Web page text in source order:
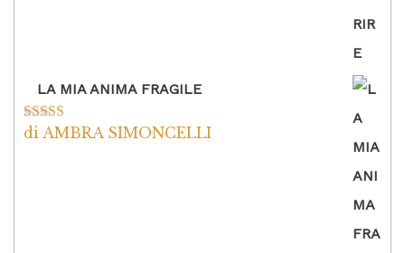
LA MIA ANIMA FRAGILE
Valutato5su
di AMBRA SIMONCELLI